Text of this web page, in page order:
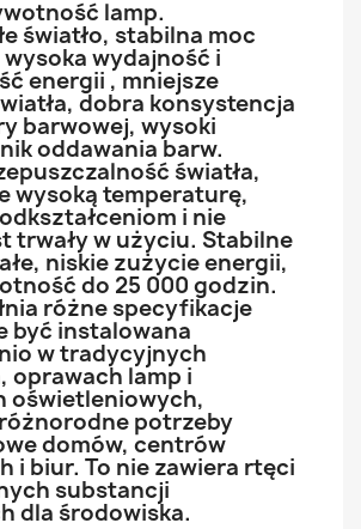
lamp.
światło, stabilna moc
wydajność i
energii , mniejsze
dobra konsystencja
barwowej, wysoki
oddawania barw.
światła,
wysoką temperaturę,
i nie
trwały w użyciu. Stabilne
niskie zużycie energii,
do 25 000 godzin.
różne specyfikacje
być instalowana
w tradycyjnych
oprawach lamp i
oświetleniowych,
potrzeby
domów, centrów
i biur. To nie zawiera rtęci
substancji
dla środowiska.